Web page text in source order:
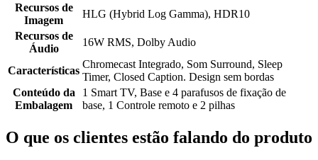
Recursos de
Imagem
HLG (Hybrid Log Gamma), HDR10
Recursos de
Áudio
16W RMS, Dolby Audio
Características
Chromecast Integrado, Som Surround, Sleep
Timer, Closed Caption. Design sem bordas
Conteúdo da
Embalagem
1 Smart TV, Base e 4 parafusos de fixação de
base, 1 Controle remoto e 2 pilhas
O que os clientes estão falando do produto